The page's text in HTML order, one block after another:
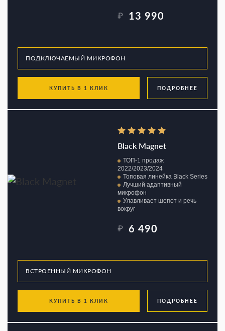
₽ 13 990
КУПИТЬ В 1 КЛИК ПОДРОБНЕЕ
Black Magnet
ТОП-1 продаж
2022/2023/2024
Топовая линейка Black Series
Лучший адаптивный
микрофон
Улавливает шепот и речь
вокруг
₽ 6 490
КУПИТЬ В 1 КЛИК ПОДРОБНЕЕ